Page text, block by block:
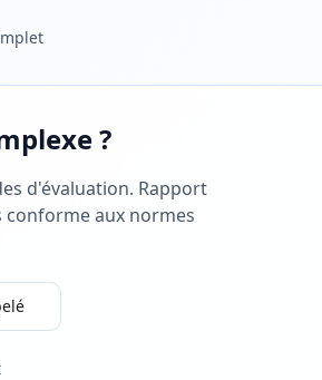
?
d'évaluation. Rapport
aux normes